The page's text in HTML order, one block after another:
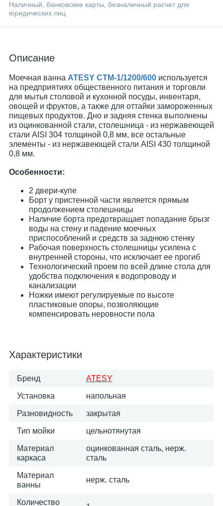
Наличный, банковские карты, безналичный расчет для
юридических лиц
Описание
Моечная ванна ATESY СТМ-1/1200/600 используется
на предприятиях общественного питания и торговли
для мытья столовой и кухонной посуды, инвентаря,
овощей и фруктов, а также для оттайки замороженных
пищевых продуктов. Дно и задняя стенка выполнены
из оцинкованной стали, столешница - из нержавеющей
стали AISI 304 толщиной 0,8 мм, все остальные
элементы - из нержавеющей стали AISI 430 толщиной
0,8 мм.
Особенности:
2 двери-купе
Борт у пристенной части является прямым
продолжением столешницы
Наличие борта предотвращает попадание брызг
воды на стену и падение моечных
приспособлений и средств за заднюю стенку
Рабочая поверхность столешницы усилена с
внутренней стороны, что исключает ее прогиб
Технологический проем по всей длине стола для
удобства подключения к водопроводу и
канализации
Ножки имеют регулируемые по высоте
пластиковые опоры, позволяющие
компенсировать неровности пола
Характеристики
Бренд ATESY
Установка напольная
Разновидность закрытая
Тип мойки цельнотянутая
Материал
каркаса
оцинкованная сталь, нерж.
сталь
Материал
ванны
нерж. сталь
Количество